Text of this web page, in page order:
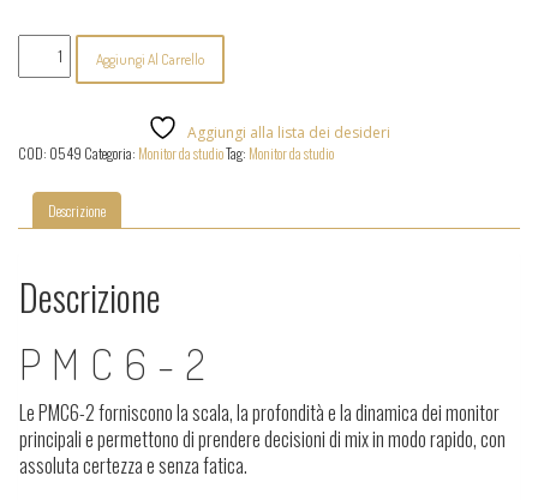
6.2
Aggiungi Al Carrello
Aggiungi alla lista dei desideri
COD: 0549 Categoria: Monitor da studioTag: Monitor da studio
Descrizione
Descrizione
PMC6-2
Le PMC6-2 forniscono la scala, la profondità e la dinamica dei monitor
principali e permettono di prendere decisioni di mix in modo rapido, con
assoluta certezza e senza fatica.